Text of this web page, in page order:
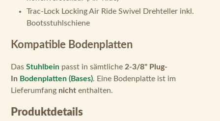
Trac-Lock Locking Air Ride Swivel Drehteller inkl.
Bootsstuhlschiene
Kompatible Bodenplatten
Das Stuhlbein passt in sämtliche 2-3/8" Plug-
In Bodenplatten (Bases). Eine Bodenplatte ist im
Lieferumfang nicht enthalten.
Produktdetails